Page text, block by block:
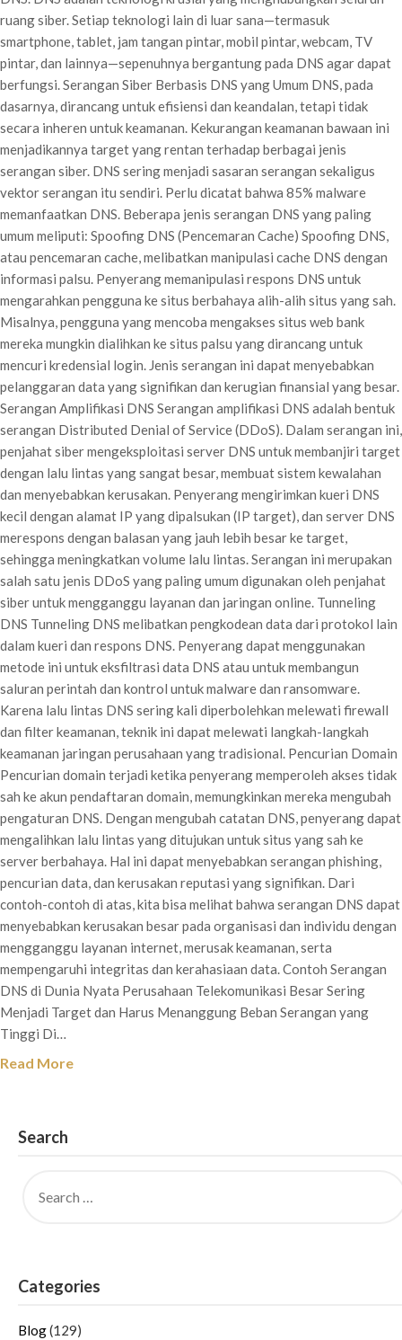
ruang siber. Setiap teknologi lain di luar sana—termasuk
smartphone, tablet, jam tangan pintar, mobil pintar, webcam, TV
pintar, dan lainnya—sepenuhnya bergantung pada DNS agar dapat
berfungsi. Serangan Siber Berbasis DNS yang Umum DNS, pada
dasarnya, dirancang untuk efisiensi dan keandalan, tetapi tidak
secara inheren untuk keamanan. Kekurangan keamanan bawaan ini
menjadikannya target yang rentan terhadap berbagai jenis
serangan siber. DNS sering menjadi sasaran serangan sekaligus
vektor serangan itu sendiri. Perlu dicatat bahwa 85% malware
memanfaatkan DNS. Beberapa jenis serangan DNS yang paling
umum meliputi: Spoofing DNS (Pencemaran Cache) Spoofing DNS,
atau pencemaran cache, melibatkan manipulasi cache DNS dengan
informasi palsu. Penyerang memanipulasi respons DNS untuk
mengarahkan pengguna ke situs berbahaya alih-alih situs yang sah.
Misalnya, pengguna yang mencoba mengakses situs web bank
mereka mungkin dialihkan ke situs palsu yang dirancang untuk
mencuri kredensial login. Jenis serangan ini dapat menyebabkan
pelanggaran data yang signifikan dan kerugian finansial yang besar.
Serangan Amplifikasi DNS Serangan amplifikasi DNS adalah bentuk
serangan Distributed Denial of Service (DDoS). Dalam serangan ini,
penjahat siber mengeksploitasi server DNS untuk membanjiri target
dengan lalu lintas yang sangat besar, membuat sistem kewalahan
dan menyebabkan kerusakan. Penyerang mengirimkan kueri DNS
kecil dengan alamat IP yang dipalsukan (IP target), dan server DNS
merespons dengan balasan yang jauh lebih besar ke target,
sehingga meningkatkan volume lalu lintas. Serangan ini merupakan
salah satu jenis DDoS yang paling umum digunakan oleh penjahat
siber untuk mengganggu layanan dan jaringan online. Tunneling
DNS Tunneling DNS melibatkan pengkodean data dari protokol lain
dalam kueri dan respons DNS. Penyerang dapat menggunakan
metode ini untuk eksfiltrasi data DNS atau untuk membangun
saluran perintah dan kontrol untuk malware dan ransomware.
Karena lalu lintas DNS sering kali diperbolehkan melewati firewall
dan filter keamanan, teknik ini dapat melewati langkah-langkah
keamanan jaringan perusahaan yang tradisional. Pencurian Domain
Pencurian domain terjadi ketika penyerang memperoleh akses tidak
sah ke akun pendaftaran domain, memungkinkan mereka mengubah
pengaturan DNS. Dengan mengubah catatan DNS, penyerang dapat
mengalihkan lalu lintas yang ditujukan untuk situs yang sah ke
server berbahaya. Hal ini dapat menyebabkan serangan phishing,
pencurian data, dan kerusakan reputasi yang signifikan. Dari
contoh-contoh di atas, kita bisa melihat bahwa serangan DNS dapat
menyebabkan kerusakan besar pada organisasi dan individu dengan
mengganggu layanan internet, merusak keamanan, serta
mempengaruhi integritas dan kerahasiaan data. Contoh Serangan
DNS di Dunia Nyata Perusahaan Telekomunikasi Besar Sering
Menjadi Target dan Harus Menanggung Beban Serangan yang
Tinggi Di…
Read More
Search
Categories
Blog(129)